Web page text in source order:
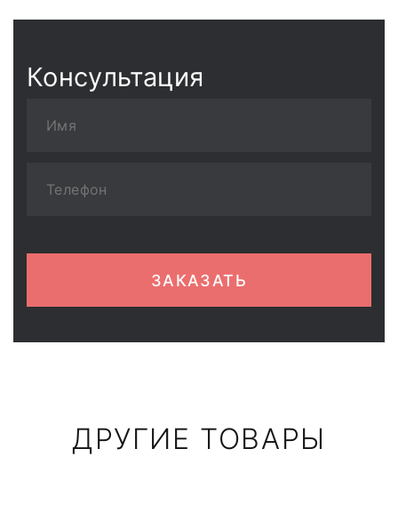
Консультация
ЗАКАЗАТЬ
ДРУГИЕ ТОВАРЫ